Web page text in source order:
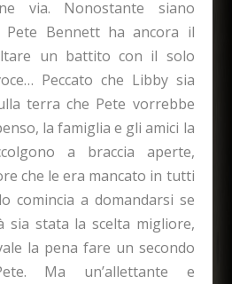
via. Nonostante siano
Pete Bennett ha ancora il
un battito con il solo
Peccato che Libby sia
terra che Pete vorrebbe
la famiglia e gli amici la
a braccia aperte,
che le era mancato in tutti
comincia a domandarsi se
sia stata la scelta migliore,
la pena fare un secondo
Ma un’allettante e